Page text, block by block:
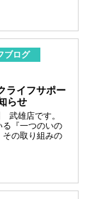
ブログ
ライフサポー
らせ
武雄店です。
『一つのいの
その取り組みの
のために、ＡＥ